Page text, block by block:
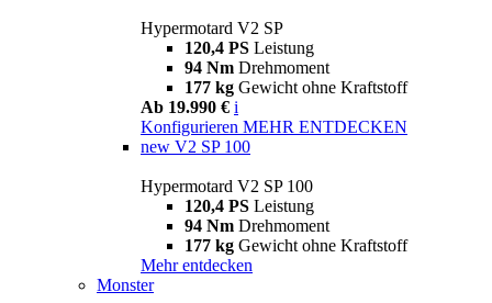
Hypermotard V2 SP
120,4 PS Leistung
94 Nm Drehmoment
177 kg Gewicht ohne Kraftstoff
Ab 19.990 € i
Konfigurieren MEHR ENTDECKEN
new V2 SP 100
Hypermotard V2 SP 100
120,4 PS Leistung
94 Nm Drehmoment
177 kg Gewicht ohne Kraftstoff
Mehr entdecken
Monster